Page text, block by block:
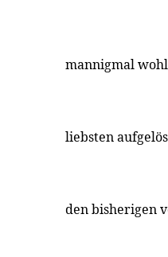
mannigmal
liebsten
den bisherigen